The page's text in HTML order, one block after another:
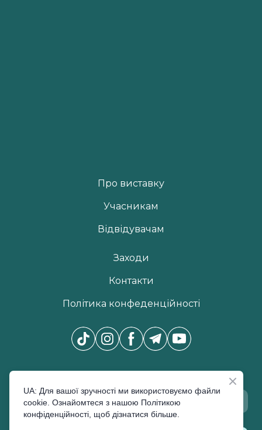
Про виставку
Учасникам
Відвідувачам
Заходи
Контакти
Політика конфеденційності
UA: Для вашої зручності ми використовуємо файли
cookie. Ознайомтеся з нашою Політикою
конфіденційності, щоб дізнатися більше.